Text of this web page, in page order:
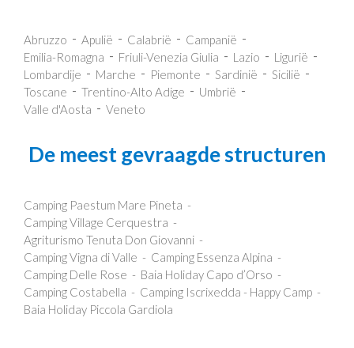
Abruzzo Apulië Calabrië
Campanië
Emilia-Romagna
Friuli-Venezia Giulia Lazio
Ligurië
Lombardije
Marche Piemonte Sardinië
Sicilië
Toscane
Trentino-Alto Adige
Umbrië
Valle d'Aosta
Veneto
De meest gevraagde structuren
Camping Paestum Mare Pineta
Camping Village Cerquestra
Agriturismo Tenuta Don Giovanni
Camping Vigna di Valle
Camping Essenza Alpina
Camping Delle Rose
Baia Holiday Capo d’Orso
Camping Costabella
Camping Iscrixedda - Happy Camp
Baia Holiday Piccola Gardiola